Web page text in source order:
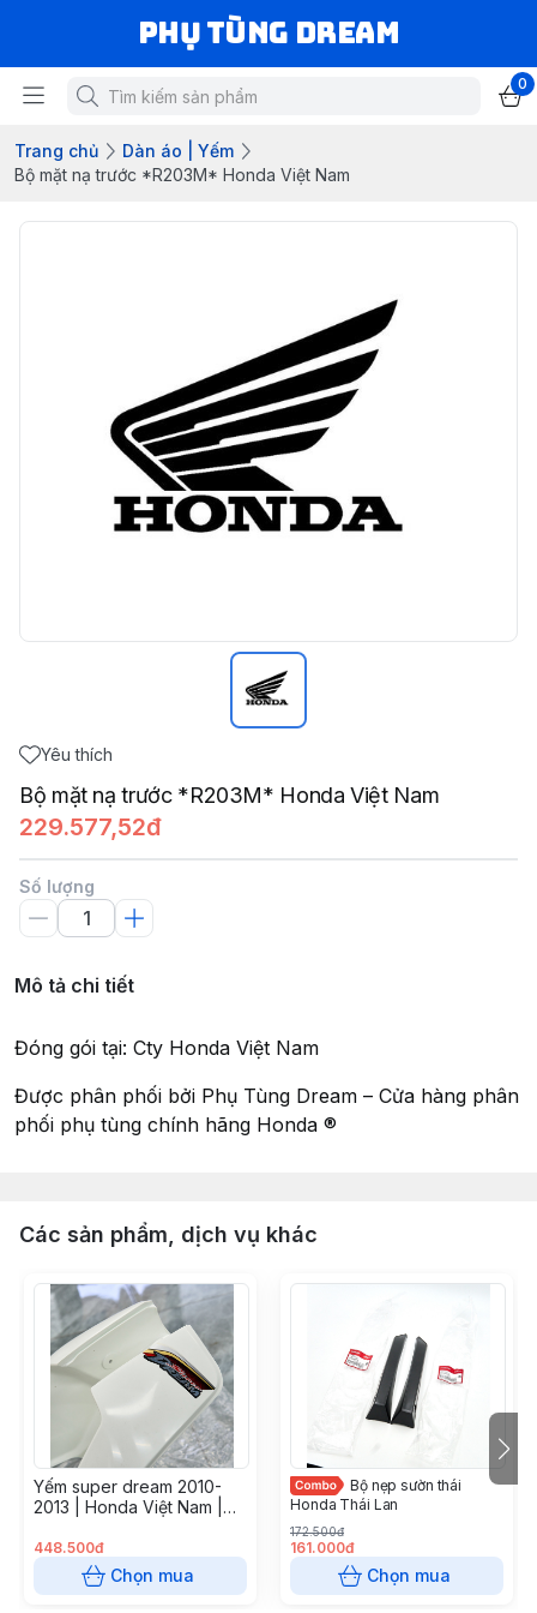
Phụ Tùng Dream
0
Trang chủ
Dàn áo | Yếm
Bộ mặt nạ trước *R203M* Honda Việt Nam
Yêu thích
Bộ mặt nạ trước *R203M* Honda Việt Nam
229.577,52đ
Số lượng
Mô tả chi tiết
Đóng gói tại: Cty Honda Việt Nam
Được phân phối bởi Phụ Tùng Dream – Cửa hàng phân
phối phụ tùng chính hãng Honda ®
Các sản phẩm, dịch vụ khác
Yếm super dream 2010-
2013 | Honda Việt Nam |
448.500đ
Chọn mua
Bộ nẹp sườn thái
Honda Thái Lan
172.500đ
161.000đ
Chọn mua